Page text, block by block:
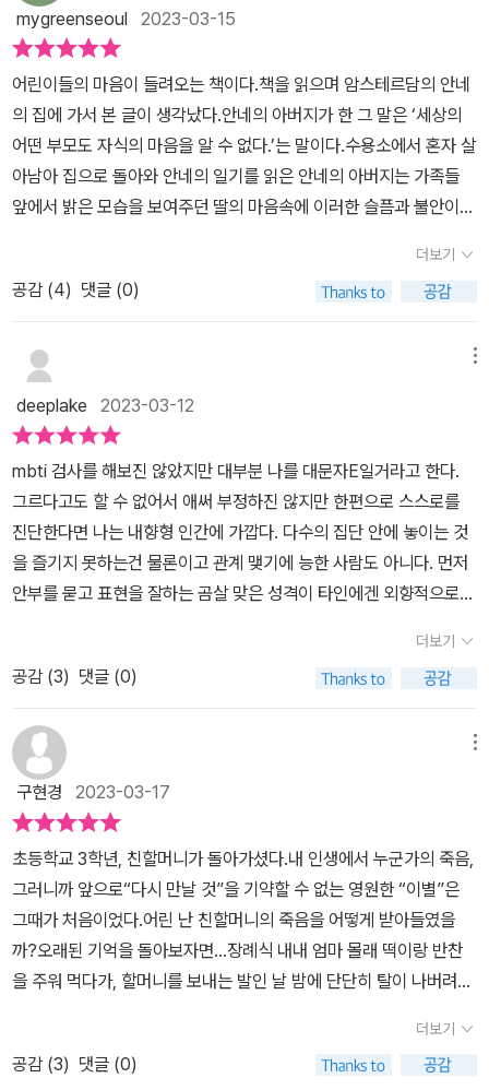
채는 ‘다시 잘 지내자’가 아닌 ‘우리가 새로운 사이가 되면’이라는 상
상과 함께 손을 내민다. 한번 헤어져봤던 아이들, 그것도 잘 헤어져본
두 어린이는 새로운 사이가 될 모양이다. 더 신중하고 반가운 재회가
될 것이다.
(거의) 모든 이들과 이별한다. 자기 자신과도 매순간 이별한다. 만남
과 이별은 시간의 구성품처럼 삶의 주재료처럼 반복되고 변주되며 존
재하는 모두를 태어나게 하고 성장하게 하는 틀을 이룬다. 남들 다 아
는 걸 혼자 깨달은 척 하는가 싶지만 자꾸만 잊고 사니, 기억을 위해
기록해둔다. 만남과 이별은 삶의 상수라고, 헤어짐과 이별은 특수한
상황이 아니라고. 더 빨리 정확히 배우고 이해하고 기억하며 살았다
면 무엇이 달라졌을까. 만남을 좀 더 기적처럼 선물처럼 아끼고 이별
을 가능한 정중하게 하려고 애썼을까. 김양미 작가는 동화라는 부드
럽고 다정한 방식으로 잘 헤어지자는 메시지를 설명과 함께 담아주었
없는 먼 곳에 있을 때 돌아가신 할아버지, 할머니... 늘 계셨던 분들이
며칠 만에 사라져버렸다. 마지막 인사도 눈빛도 체온도 나누지 못한
채. 죽음이란 가차 없고 영원한 이별이라는 걸 여름이 서늘할 정도로
절감했다. 받은 사랑을 귀하게 여기며, 추억조각들을 힘으로 만들 줄
아는 아이들이 부럽다. 어른이란 명명은 때로 부끄럽기만 하다. 가깝
고 쉬워서 더 참지 못하고 못되게 튀어나온 원망들, 잡은 손을 뿌리치
듯 상대를 겨냥한 말들이 부끄럽다. 예정된 이별을 늦추지도 멈추지
도 못할 지라도, 이별이 오기까지 한 번 더 먼저 말을 걸고 망설이지
“같이 놀래?”를 어른들의 말로 바꾸면 무엇이 될까. 시선이 맑고 밝
은 작가는 자신을 표현할 말을 다 찾지 못한 아이들의 마음도, 나처럼
투덜거리기나 하며 사는 못난 어른의 마음도 깊이 들여다볼 수 있나
보다. 지적도 비난도 없이 다정한 가르침을 반가운 인사처럼 건넨다.
안녕, 모두들. 살아 있는 동안 다시 반갑게 만나기도 하자.그땐 꼭 잘
헤어져도 보자. 그동안은 자주 행복하게 지내길.
mygreenseoul 2023-03-15
어린이들의 마음이 들려오는 책이다.책을 읽으며 암스테르담의 안네
의 집에 가서 본 글이 생각났다.안네의 아버지가 한 그 말은 ‘세상의
어떤 부모도 자식의 마음을 알 수 없다.’는 말이다.수용소에서 혼자 살
아남아 집으로 돌아와 안네의 일기를 읽은 안네의 아버지는 가족들
앞에서 밝은 모습을 보여주던 딸의 마음속에 이러한 슬픔과 불안이
감출 수 있는 존재인지도 모른다.이해가 되지 않는 상황에서 애써 숨
긴 마음을 알아주지 못하고 함부로 판단하고 말하는 대신‘뭔가 이유
가 있나 보다.’라고 지나갈 수 있는 넉넉한 마음을 갖고 싶다.책 속에
서 ‘아직은 때가 아니다.’마음 속에서 할머니 소리가 들리는 듯 했
다.‘뭐든 여문 다음 따야 해. 기분에 미리 따면 먹지도 못해.’ “관계란
게 혼자 맺는 게 아니잖아.” 나를 잘 알지도 못하면서 엄마, 아빠, 누나
가 내 마음에 대해 함부로 말하는 게 싫었다. 그냥 모르면 ‘뭔가 이유
가 있나 보다’하면 안 되는 걸까?
더보기
공감 (4) 댓글 (0)
deeplake 2023-03-12
mbti 검사를 해보진 않았지만 대부분 나를 대문자E일거라고 한다.
그르다고도 할 수 없어서 애써 부정하진 않지만 한편으로 스스로를
진단한다면 나는 내향형 인간에 가깝다. 다수의 집단 안에 놓이는 것
을 즐기지 못하는건 물론이고 관계 맺기에 능한 사람도 아니다. 먼저
안부를 묻고 표현을 잘하는 곰살 맞은 성격이 타인에겐 외향적으로
게 태워야만 하는 편이다. 사람을 따르지만 군중은 날 항시 긴장하게
한다.그런 내게는 우정도 사랑도 난제였다. 오냐오냐형 외동딸은 아
니었지만 애초에 대인관계에도 훈련이 필요하다는 것을 알지 못했던
나는 미련과 집착을 수없이 행했고 잘못된 사랑의 형태가 나를 얼마
나 깍아내리는지 뜨겁게 경험했다. 동경과 질투에 눈이 멀기도, 상대
가 원하지 않는 간과 쓸개를 내어주고 허탈해하기도 하며 형제 안에
서 배우지 못한 인간관계론을 시간에 값을 치루고서야 배울 수 있었
다. 수치화 할 수 없는 번민에 시간을 허우적대고 나서야 적당한 거리
를 유지하는 법을 터득했다. 주장 없이 물컹한 상태로 몰아치는 폭풍
우를 맞아냈더니 지금의 내가 되었다. 비온 뒤 굳은 땅처럼.이어폰에
선 김광민씨의 학교가는 길이 흐른다. 마로니에 공원에 앉아 메모장
에 떠오르는 이름들을 적고, 몇 단락씩 읽어내려간다. 고요하지만 몽
글몽글 익어가는 이야기들이 진작에 내 속에서 휘발되어 버린 줄 알
았던 쩨쩨하고 풋풋한 마음이 고개를 내밀게 돕는다. 한통에 편지를
더보기
공감 (3) 댓글 (0)
구현경 2023-03-17
초등학교 3학년, 친할머니가 돌아가셨다.내 인생에서 누군가의 죽음,
그러니까 앞으로“다시 만날 것”을 기약할 수 없는 영원한 “이별”은
그때가 처음이었다.어린 난 친할머니의 죽음을 어떻게 받아들였을
까?오래된 기억을 돌아보자면...장례식 내내 엄마 몰래 떡이랑 반찬
을 주워 먹다가, 할머니를 보내는 발인 날 밤에 단단히 탈이 나버려서
이제 할머니가 없는 할머니 집 화장실에서 엄마를 붙잡고 엉엉 울며,
“할머니가 죽었는데 맛있는 거 먹었다고 나 벌 받나 봐!!” 외쳤더랬다.
더보기
공감 (3) 댓글 (0)